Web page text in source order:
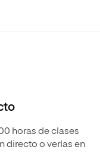
horas de clases
directo o verlas en